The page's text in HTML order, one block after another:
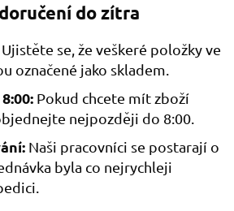
do zítra
Ujistěte se, že veškeré položky ve
označené jako skladem.
Pokud chcete mít zboží
nejpozději do 8:00.
Naši pracovníci se postarají o
byla co nejrychleji